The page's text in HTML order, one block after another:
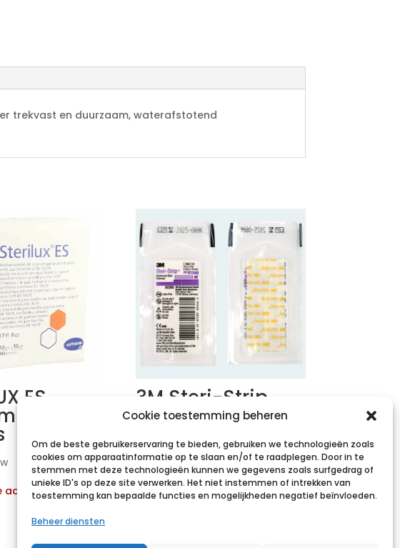
Cookie toestemming beheren
Om de beste gebruikerservaring te bieden, gebruiken we technologieën zoals
cookies om apparaatinformatie op te slaan en/of te raadplegen. Door in te
stemmen met deze technologieën kunnen we gegevens zoals surfgedrag of
unieke ID's op deze site verwerken. Het niet instemmen of intrekken van
toestemming kan bepaalde functies en mogelijkheden negatief beïnvloeden.
Beheer diensten
trekvast en duurzaam, waterafstotend
ES
8l.nst.
aan verlanglijst
3M Steri-Strip
hechtstrips, 3mm
x 75mm, (10x 5
strips)
€29,02 incl. btw